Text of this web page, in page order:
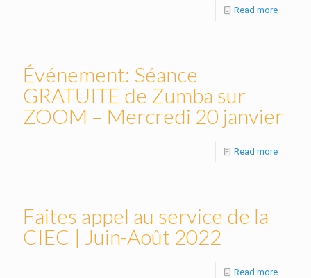
Read more
Événement: Séance
GRATUITE de Zumba sur
ZOOM – Mercredi 20 janvier
Read more
Faites appel au service de la
CIEC | Juin-Août 2022
Read more